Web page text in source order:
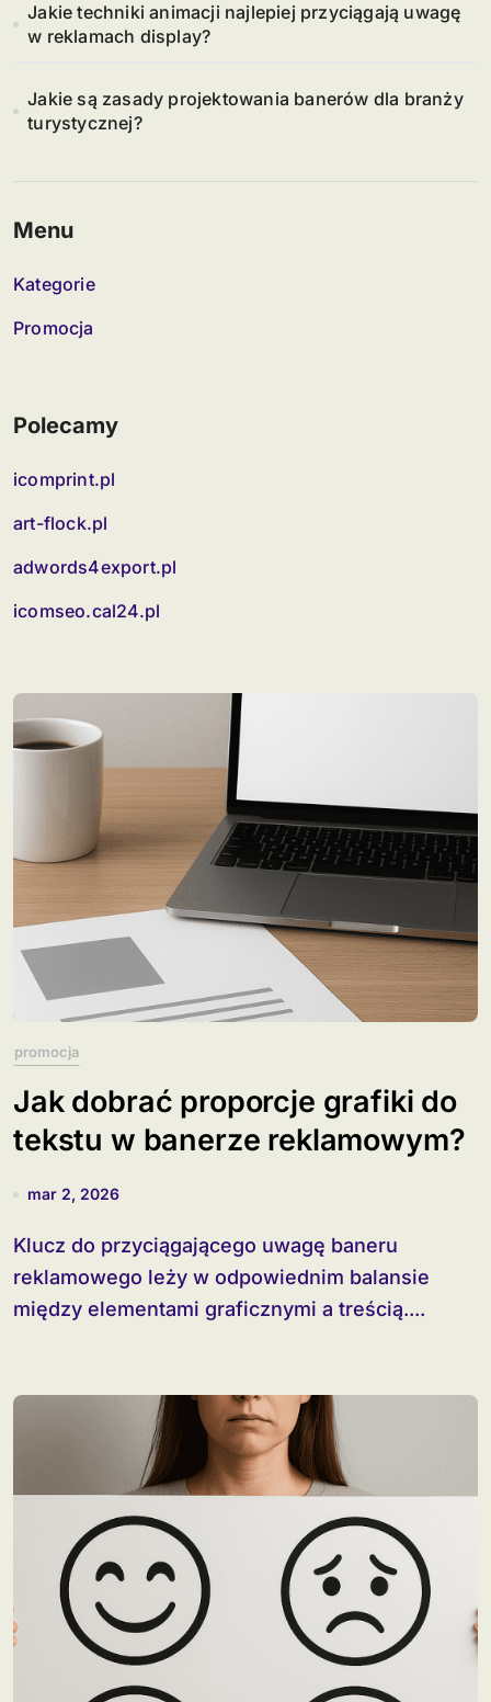
Jakie techniki animacji najlepiej przyciągają uwagę
w reklamach display?
Jakie są zasady projektowania banerów dla branży
turystycznej?
Menu
Kategorie
Promocja
Polecamy
icomprint.pl
art-flock.pl
adwords4export.pl
icomseo.cal24.pl
promocja
Jak dobrać proporcje grafiki do
tekstu w banerze reklamowym?
mar 2, 2026
Klucz do przyciągającego uwagę baneru
reklamowego leży w odpowiednim balansie
między elementami graficznymi a treścią....